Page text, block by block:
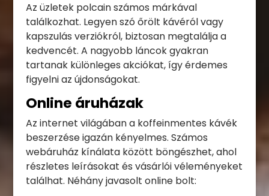
Az üzletek polcain számos márkával
találkozhat. Legyen szó őrölt kávéról vagy
kapszulás verziókról, biztosan megtalálja a
kedvencét. A nagyobb láncok gyakran
tartanak különleges akciókat, így érdemes
figyelni az újdonságokat.
Online áruházak
Az internet világában a koffeinmentes kávék
beszerzése igazán kényelmes. Számos
webáruház kínálata között böngészhet, ahol
részletes leírásokat és vásárlói véleményeket
találhat. Néhány javasolt online bolt: